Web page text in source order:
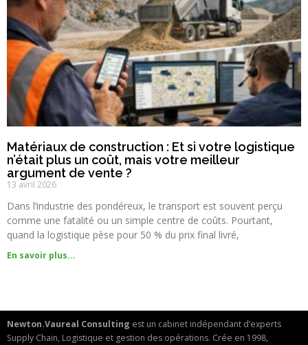
Matériaux de construction : Et si votre logistique
n’était plus un coût, mais votre meilleur
argument de vente ?
13 avril 2026
Dans l’industrie des pondéreux, le transport est souvent perçu
comme une fatalité ou un simple centre de coûts. Pourtant,
quand la logistique pèse pour 50 % du prix final livré,
En savoir plus...
Newton.Vaureal Consulting est un cabinet indépendant d’experts
Supply Chain, Logistique et gestion des opérations. Crée en 1998,